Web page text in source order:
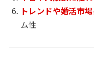
トレンドや婚活市
ム性